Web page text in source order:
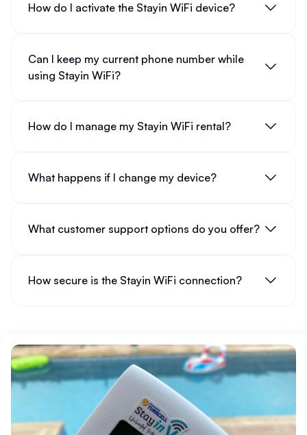
How do I activate the Stayin WiFi device?
Can I keep my current phone number while
using Stayin WiFi?
How do I manage my Stayin WiFi rental?
What happens if I change my device?
What customer support options do you offer?
How secure is the Stayin WiFi connection?